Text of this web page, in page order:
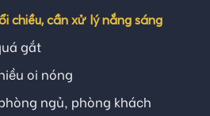
chiều, cần xử lý nắng sáng
gắt
oi nóng
ngủ, phòng khách